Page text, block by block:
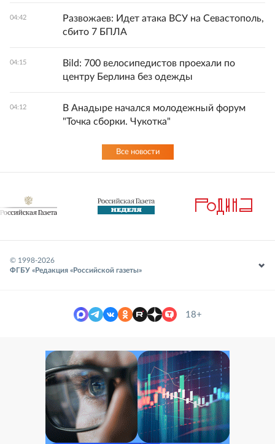
04:42
Развожаев: Идет атака ВСУ на Севастополь,
сбито 7 БПЛА
04:15
Bild: 700 велосипедистов проехали по
центру Берлина без одежды
04:12
В Анадыре начался молодежный форум
"Точка сборки. Чукотка"
Все новости
© 1998-2026
ФГБУ «Редакция «Российской газеты»
18+